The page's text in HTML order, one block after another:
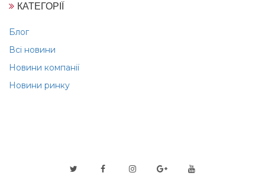
КАТЕГОРІЇ
Блог
Всі новини
Новини компанії
Новини ринку